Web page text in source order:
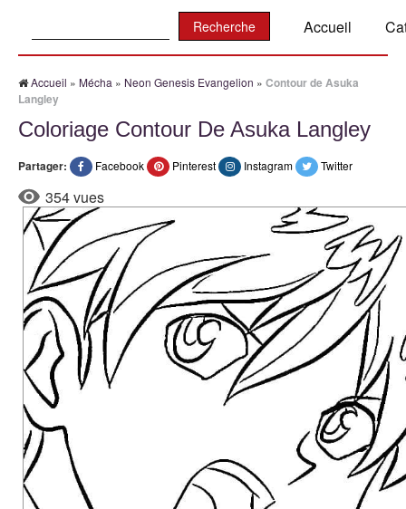
Accueil
Accueil » Mécha » Neon Genesis Evangelion » Contour de Asuka
Langley
Coloriage Contour De Asuka Langley
Partager: Facebook Pinterest Instagram Twitter
354 vues